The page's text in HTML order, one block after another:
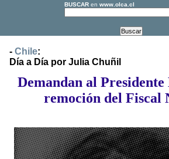
BUSCAR en www.olca.cl
- Chile:
Día a Día por Julia Chuñil
Demandan al
remoción del Fiscal